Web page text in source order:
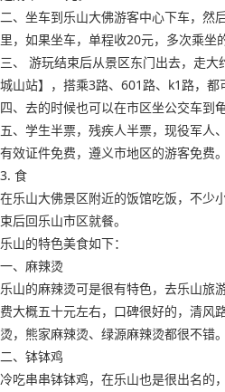
二、坐车到乐山大佛游客中心下车，然
里，如果坐车，单程收20元，多次乘坐
三、 游玩结束后从景区东门出去，走
城山站】，搭乘3路、601路、k1路，都
四、去的时候也可以在市区坐公交车到
五、学生半票，残疾人半票，现役军人
有效证件免费，遵义市地区的游客免费。
3. 食
在乐山大佛景区附近的饭馆吃饭，不少
束后回乐山市区就餐。
乐山的特色美食如下：
一、麻辣烫
乐山的麻辣烫可是很有特色，去乐山旅
费大概五十元左右，口碑很好的，清风
烫，熊家麻辣烫、绿源麻辣烫都很不错。
二、钵钵鸡
冷吃串串钵钵鸡，在乐山也是很出名的